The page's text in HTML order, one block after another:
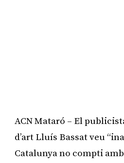
ACN Mataró – El
d’art Lluís Bassat veu
Catalunya no compti